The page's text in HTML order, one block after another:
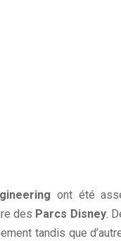
ont été
des Parcs Disney.
tandis que